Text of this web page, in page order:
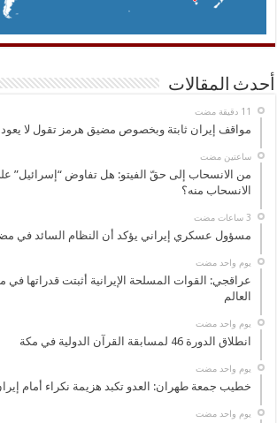
أحدث المقالات
مواقف إيران ثابتة وبخصوص مضيق هرمز تقول لا
‏ساعتين مضت
من الانسحاب إلى حقّ الفيتو: هل تفاوض “إسرائيل”
الانسحاب منه؟
مسؤول عسكري إيراني يؤكد أن النظام السائد في
‏يوم واحد مضت
عراقجي: القوات المسلحة الإيرانية أثبتت قدراتها
العالم
‏يوم واحد مضت
انطلاق الدورة 46 لمسابقة القرآن الدولية في مكة
‏يوم واحد مضت
خطيب جمعة طهران: العدو تكبد هزيمة نكراء أمام
‏يوم واحد مضت